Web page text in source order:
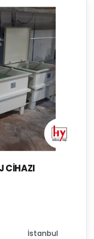
CIHAZI
İstanbul